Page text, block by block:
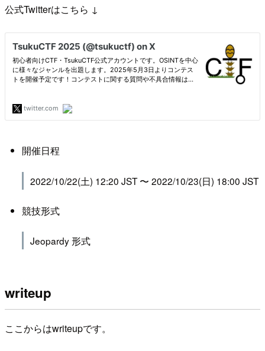
公式Twitterはこちら ↓
開催日程
2022/10/22(土) 12:20 JST 〜 2022/10/23(日) 18:00 JST
競技形式
Jeopardy 形式
writeup
ここからはwriteupです。